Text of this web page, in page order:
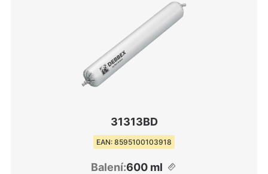
31313BD
EAN: 8595100103918
Balení:600 ml